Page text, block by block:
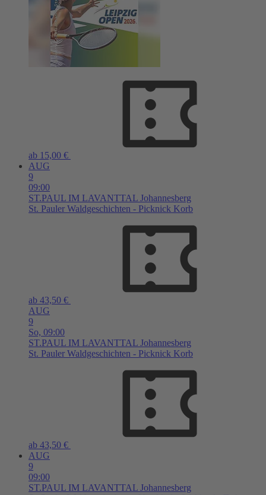
ab 15,00 €
AUG
9
09:00
ST.PAUL IM LAVANTTAL Johannesberg
St. Pauler Waldgeschichten - Picknick Korb
ab 43,50 €
AUG
9
So, 09:00
ST.PAUL IM LAVANTTAL Johannesberg
St. Pauler Waldgeschichten - Picknick Korb
ab 43,50 €
AUG
9
09:00
ST.PAUL IM LAVANTTAL Johannesberg